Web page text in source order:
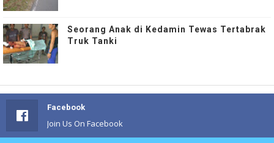
Seorang Anak di Kedamin Tewas Tertabrak
Truk Tanki
Facebook
Join Us On Facebook